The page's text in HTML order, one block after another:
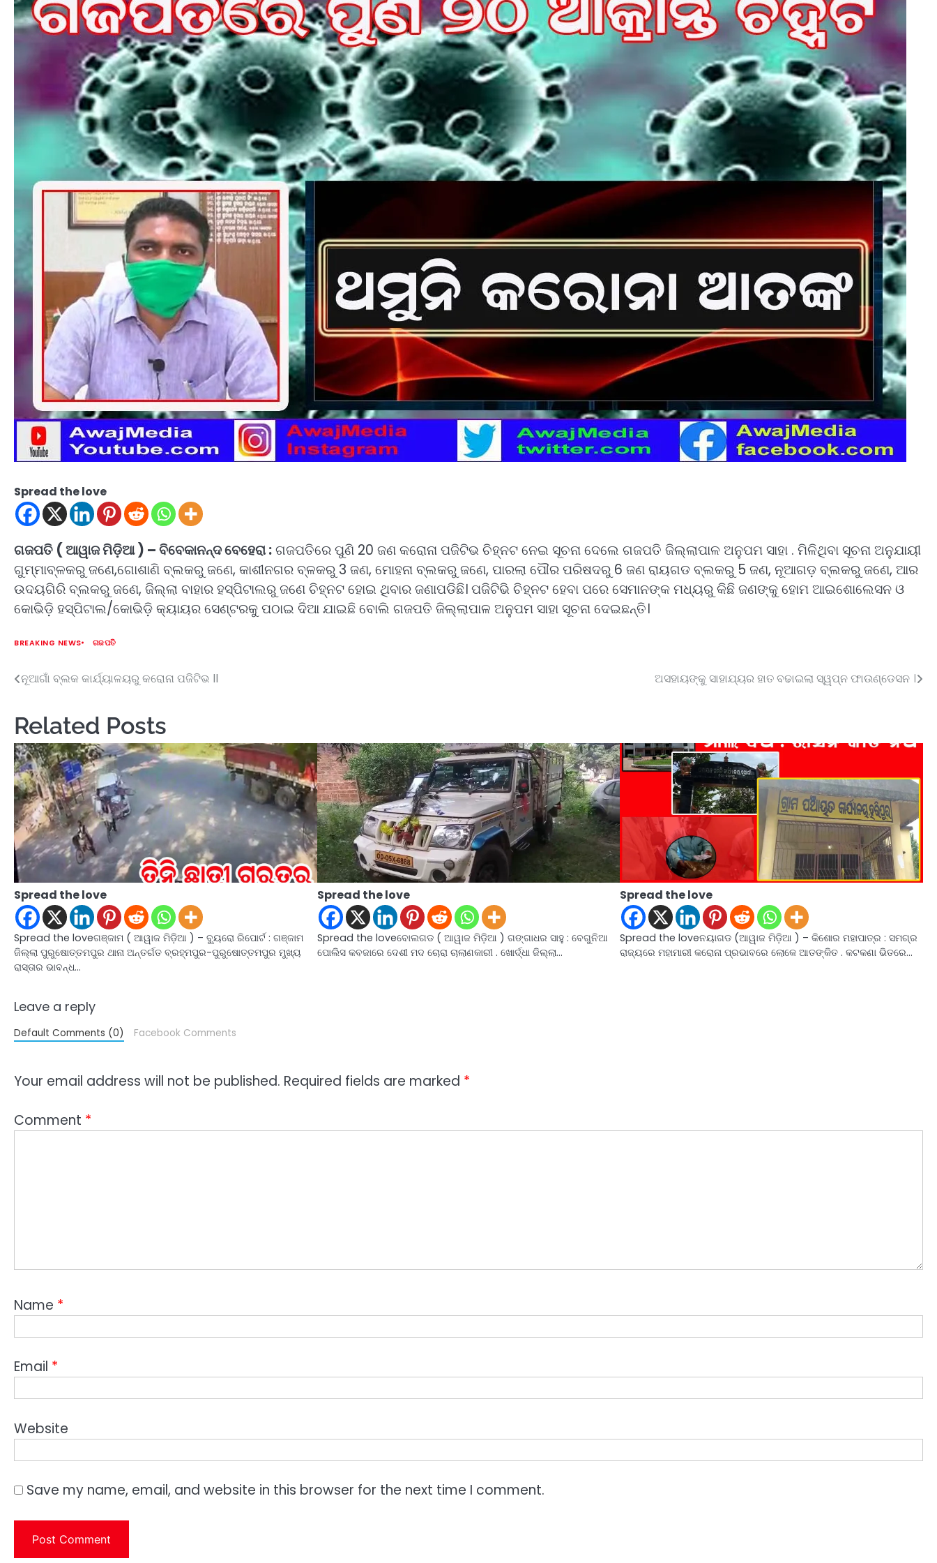
Spread the love
ଗଜପତି ( ଆୱାଜ ମିଡ଼ିଆ ) – ବିବେକାନନ୍ଦ ବେହେରା :ଗଜପତିରେ ପୁଣି 20 ଜଣ କରୋନା ପଜିଟିଭ ଚିହ୍ନଟ ନେଇ ସୂଚନା ଦେଲେ ଗଜପତି ଜିଲ୍ଲାପାଳ ଅନୁପମ ସାହା . ମିଳିଥିବା ସୂଚନା ଅନୁଯାୟୀ
ଗୁମ୍ମାବ୍ଳକରୁ ଜଣେ,ଗୋଶାଣି ବ୍ଲକରୁ ଜଣେ, କାଶୀନଗର ବ୍ଳକରୁ 3 ଜଣ, ମୋହନା ବ୍ଲକରୁ ଜଣେ, ପାରଲା ପୌର ପରିଷଦରୁ 6 ଜଣ ରାୟଗଡ ବ୍ଲକରୁ 5 ଜଣ, ନୂଆଗଡ଼ ବ୍ଲକରୁ ଜଣେ, ଆର
ଉଦୟଗିରି ବ୍ଲକରୁ ଜଣେ, ଜିଲ୍ଲା ବାହାର ହସ୍ପିଟାଲରୁ ଜଣେ ଚିହ୍ନଟ ହୋଇ ଥିବାର ଜଣାପଡିଛି। ପଜିଟିଭି ଚିହ୍ନଟ ହେବା ପରେ ସେମାନଙ୍କ ମଧ୍ୟରୁ କିଛି ଜଣଙ୍କୁ ହୋମ ଆଇଶୋଲେସନ ଓ
କୋଭିଡ଼ି ହସ୍ପିଟାଲ/କୋଭିଡ଼ି କ୍ୟାୟର ସେଣ୍ଟରକୁ ପଠାଇ ଦିଆ ଯାଇଛି ବୋଲି ଗଜପତି ଜିଲ୍ଲାପାଳ ଅନୁପମ ସାହା ସୂଚନା ଦେଇଛନ୍ତି।
BREAKING NEWS ଗଜପତି
Post
ନୂଆଗାଁ ବ୍ଲକ କାର୍ଯ୍ୟାଳୟରୁ କରୋନା ପଜିଟିଭ ll ଅସହାୟଙ୍କୁ ସାହାଯ୍ୟର ହାତ ବଢାଇଲା ସ୍ୱପ୍ନ ଫାଉଣ୍ଡେସନ ।
Related Posts
Spread the love
Spread the loveଗଞ୍ଜାମ ( ଆୱାଜ ମିଡ଼ିଆ ) – ବ୍ୟୁରୋ ରିପୋର୍ଟ : ଗଞ୍ଜାମ
ଜିଲ୍ଲା ପୁରୁଷୋତ୍ତମପୁର ଥାନା ଅନ୍ତର୍ଗତ ବ୍ରହ୍ମପୁର-ପୁରୁଷୋତ୍ତମପୁର ମୁଖ୍ୟ
ରାସ୍ତାର ଭାବନ୍ଧ…
Spread the love
Spread the loveବୋଲଗଡ ( ଆୱାଜ ମିଡ଼ିଆ ) ଗଙ୍ଗାଧର ସାହୁ : ବେଗୁନିଆ
ପୋଲିସ କବଜାରେ ଦେଶୀ ମଦ ଚୋରା ଚାଲାଣକାରୀ . ଖୋର୍ଦ୍ଧା ଜିଲ୍ଲା…
Spread the love
Spread the loveନୟାଗଡ (ଆୱାଜ ମିଡ଼ିଆ ) – କିଶୋର ମହାପାତ୍ର : ସମଗ୍ର
ରାଜ୍ୟରେ ମହାମାରୀ କରୋନା ପ୍ରଭାବରେ ଲୋକେ ଆତଙ୍କିତ . କଟକଣା ଭିତରେ…
Leave a reply
Default Comments (0) Facebook Comments
Your email address will not be published. Required fields are marked *
Comment *
Name *
Email *
Website
Save my name, email, and website in this browser for the next time I comment.